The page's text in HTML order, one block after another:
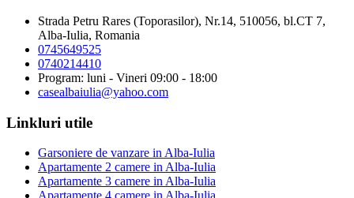
Strada Petru Rares (Toporasilor), Nr.14, 510056, bl.CT 7,
Alba-Iulia, Romania
0745649525
0740214410
Program: luni - Vineri 09:00 - 18:00
casealbaiulia@yahoo.com
Linkluri utile
Garsoniere de vanzare in Alba-Iulia
Apartamente 2 camere in Alba-Iulia
Apartamente 3 camere in Alba-Iulia